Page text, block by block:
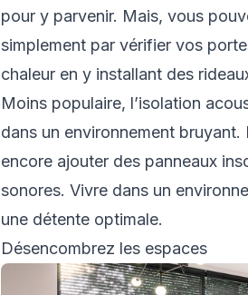
pour y parvenir. Mais, vous
simplement par vérifier vos
chaleur en y installant des
Moins populaire, l’isolation
dans un environnement
encore ajouter des panneaux
sonores. Vivre dans un
une détente optimale.
Désencombrez les espaces